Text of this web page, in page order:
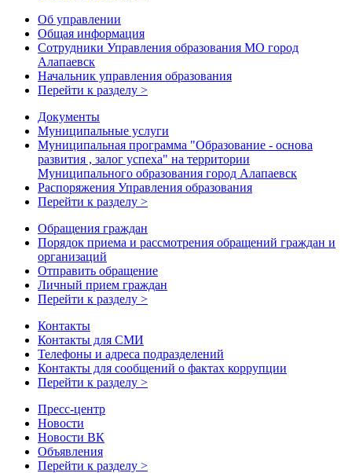
Об управлении
Общая информация
Сотрудники Управления образования МО город
Алапаевск
Начальник управления образования
Перейти к разделу >
Документы
Муниципальные услуги
Муниципальная программа "Образование - основа
развития , залог успеха" на территории
Муниципального образования город Алапаевск
Распоряжения Управления образования
Перейти к разделу >
Обращения граждан
Порядок приема и рассмотрения обращений граждан и
организаций
Отправить обращение
Личный прием граждан
Перейти к разделу >
Контакты
Контакты для СМИ
Телефоны и адреса подразделений
Контакты для сообщений о фактах коррупции
Перейти к разделу >
Пресс-центр
Новости
Новости ВК
Объявления
Перейти к разделу >